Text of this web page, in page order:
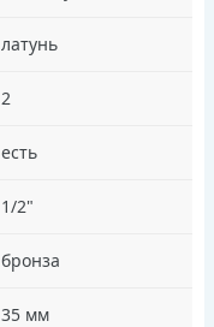
латунь
2
есть
1/2"
бронза
35 мм